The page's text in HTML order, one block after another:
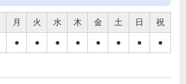
月 火 水 木 金 土 日 祝
● ● ● ● ● ● ● ●